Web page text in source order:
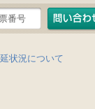
状況について